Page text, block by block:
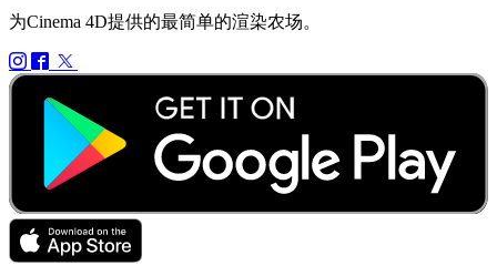
为Cinema 4D提供的最简单的渲染农场。